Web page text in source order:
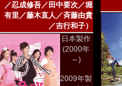
／忍成修吾／田中要次／堀
有里／藤木直人／斉藤由貴
／吉行和子）
日本製作
(2000年
～)
2009年製